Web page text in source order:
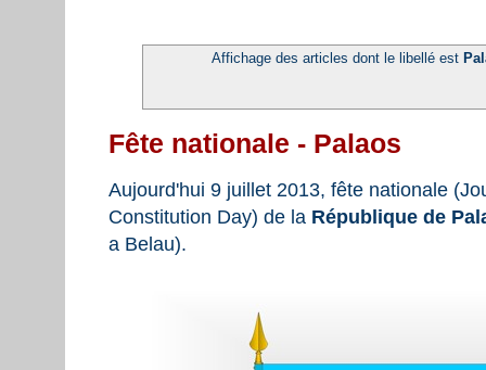
Affichage des articles dont le libellé est
Fête nationale - Palaos
Aujourd'hui 9 juillet 2013, fête nationale
Constitution Day) de la République de
a Belau).